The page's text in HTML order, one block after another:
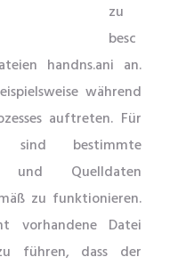
zu
besc
handns.ani an.
während
auftreten. Für
sind bestimmte
und Quelldaten
zu funktionieren.
vorhandene Datei
führen, dass der